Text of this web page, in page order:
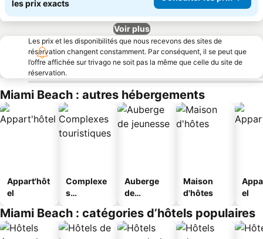
les prix exacts
Voir plus
Les prix et les disponibilités que nous recevons des sites de
réservation changent constamment. Par conséquent, il se peut que
l’offre affichée sur trivago ne soit pas la même que celle du site de
réservation.
Miami Beach : autres hébergements
Appart'hôt
el
Complexe
s
s
Auberge
de
Maison
d'hôtes
el
Miami Beach : catégories d’hôtels populaires